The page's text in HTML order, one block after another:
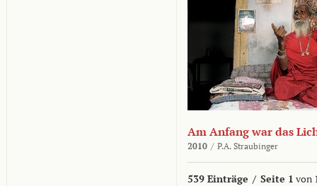
Am Anfang war das
2010 / P.A. Straubinger
539 Einträge / Seite 1 von